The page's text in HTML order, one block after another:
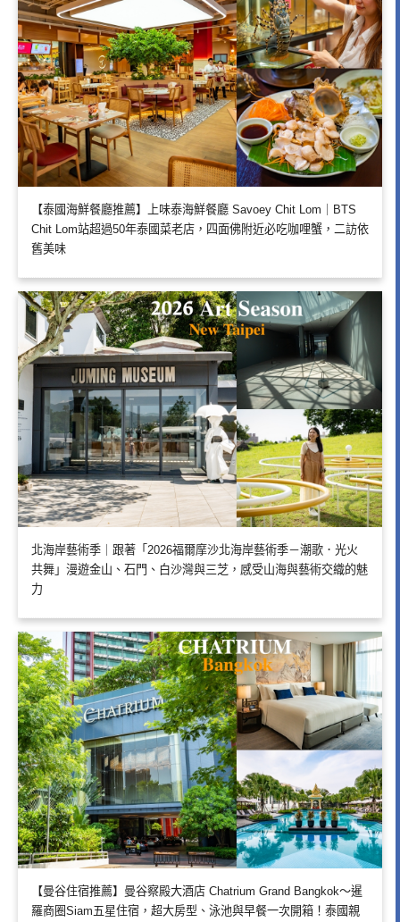
【泰國海鮮餐廳推薦】上味泰海鮮餐廳 Savoey Chit Lom｜BTS
Chit Lom站超過50年泰國菜老店，四面佛附近必吃咖哩蟹，二訪依
舊美味
北海岸藝術季｜跟著「2026福爾摩沙北海岸藝術季－潮歌．光火
共舞」漫遊金山、石門、白沙灣與三芝，感受山海與藝術交織的魅
力
【曼谷住宿推薦】曼谷察殿大酒店 Chatrium Grand Bangkok～暹
羅商圈Siam五星住宿，超大房型、泳池與早餐一次開箱！泰國親